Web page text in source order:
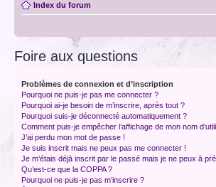
Index du forum
Foire aux questions
Problèmes de connexion et d’inscription
Pourquoi ne puis-je pas me connecter ?
Pourquoi ai-je besoin de m’inscrire, après tout ?
Pourquoi suis-je déconnecté automatiquement ?
Comment puis-je empêcher l’affichage de mon nom
J’ai perdu mon mot de passe !
Je suis inscrit mais ne peux pas me connecter !
Je m’étais déjà inscrit par le passé mais je ne peux à
Qu’est-ce que la COPPA ?
Pourquoi ne puis-je pas m’inscrire ?